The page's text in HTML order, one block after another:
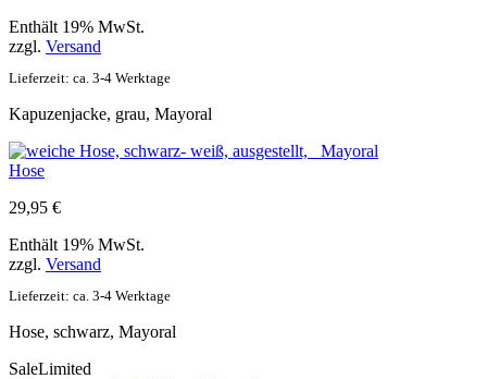
Enthält 19% MwSt.
zzgl. Versand
Lieferzeit: ca. 3-4 Werktage
Kapuzenjacke, grau, Mayoral
Hose
29,95 €
Enthält 19% MwSt.
zzgl. Versand
Lieferzeit: ca. 3-4 Werktage
Hose, schwarz, Mayoral
SaleLimited